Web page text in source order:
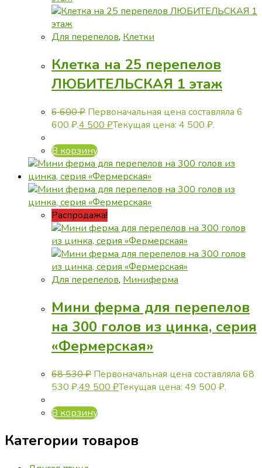
Для перепелов, Клетки
Клетка на 25 перепелов
ЛЮБИТЕЛЬСКАЯ 1 этаж
6 600₽ Первоначальная цена составляла 6
600 ₽.4 500 ₽Текущая цена: 4 500 ₽.
В корзину
Распродажа!
Для перепелов, Миниферма
Мини ферма для перепелов
на 300 голов из цинка, серия
«Фермерская»
68 530₽ Первоначальная цена составляла 68
530 ₽.49 500 ₽Текущая цена: 49 500 ₽.
В корзину
Категории товаров